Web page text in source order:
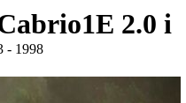
2.0 i
- 1998